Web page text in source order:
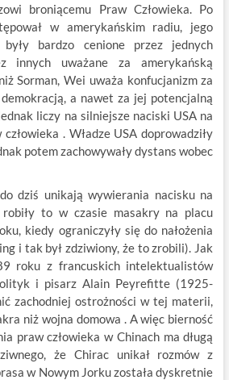
broniącemu Praw Człowieka. Po
w amerykańskim radiu, jego
bardzo cenione przez jednych
innych uważane za amerykańską
Sorman, Wei uważa konfucjanizm za
a nawet za jej potencjalną
liczy na silniejsze naciski USA na
. Władze USA doprowadziły
potem zachowywały dystans wobec
dziś unikają wywierania nacisku na
to w czasie masakry na placu
kiedy ograniczyły się do nałożenia
i tak był zdziwiony, że to zrobili). Jak
roku z francuskich intelektualistów
i pisarz Alain Peyrefitte (1925-
zachodniej ostrożności w tej materii,
niż wojna domowa . A więc bierność
praw człowieka w Chinach ma długą
że Chirac unikał rozmów z
w Nowym Jorku została dyskretnie